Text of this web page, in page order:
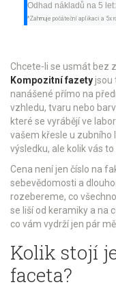
Odhad nákladů na 5 let:
*Zahrnuje počáteční aplikaci a 5x
Chcete-li se usmát bez
Kompozitní fazetyjsou
nanášené přímo na
vzhledu, tvaru nebo
které se vyrábějí ve
vašem křesle u zubního
výsledku, ale kolik vás
Cena není jen číslo na
sebevědomosti a
rozebereme, co
se liší od keramiky a na
co vám vydrží jen pár
Kolik stojí
faceta?